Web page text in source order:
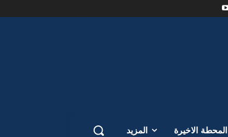
المحطة الاخيرة المزيد